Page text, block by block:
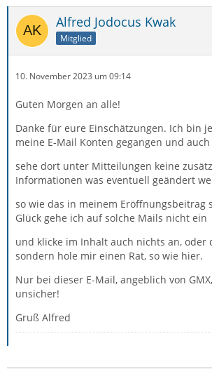
Alfred Jodocus Kwak
Mitglied
10. November 2023 um 09:14
Guten Morgen an alle!
Danke für eure Einschätzungen. Ich bin
meine E-Mail Konten gegangen und auch
sehe dort unter Mitteilungen keine
Informationen was eventuell geändert
so wie das in meinem Eröffnungsbeitrag
Glück gehe ich auf solche Mails nicht ein
und klicke im Inhalt auch nichts an, oder
sondern hole mir einen Rat, so wie hier.
Nur bei dieser E-Mail, angeblich von
unsicher!
Gruß Alfred